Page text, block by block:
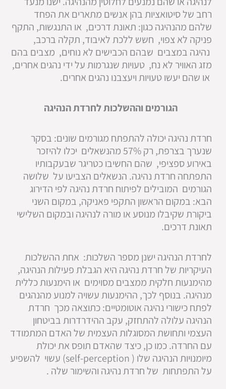
רחב של סיטואציות בהן אנשים מתארים את הפחד
שלהם מהנהיגה כגון: תאונת דרכים, או התנגשות, התקף
פניקה לא צפוי, חשש ללכת לאיבוד, תקלה ברכב,
נהיגה במצבים שבהם הכבישים לא נוחים, מצבים בהם
מזג האוויר לא נח, טעויות שנגרמות על ידי נהגים אחרים,
או שהם יעשו טעויות ויעצבנו נהגים אחרים.
הגורמים וההשלכות לחרדת הנהיגה
חרדת נהיגה יכולה להתפתח מגורמים שונים: בסקר
שנערך בצרפת, רק 57% מהנשאלים יכלו להיזכר
באירוע ספציפי, שהם החשיבו כטריגר שבעקבותיו
התפתחה חרדת נהיגה. הנשאלים הצביעו על שלושה
הגורמים המובילים לפיתוח חרדת נהיגה לפי הדירוג
הבא: במקום הראשון התקפי פאניקה, במקום השני
ביקורת שקיבלו מנוסע או מורה לנהיגה ובמקום השלישי
תאונת דרכים.
לחרדת הנהיגה ישנן מספר השלכות: אחת ההשלכות
העיקריות של חרדת נהיגה היא הגבלת פעילות הנהיגה,
מהימנעות חלקית ממצבים מסוימים או הימנעות כללית
מנהיגה. בנוסף לכך, ההימנעות עשויה למנוע מהנהגים
לפתח כישורי נהיגה אוטומטיים: כתוצאה מכך חרדת
הנהיגה עלולה להתחזק, עקב ההידרדרות בביטחון
העצמי ותחושת המסוגלות העצמית של האדם המתמודד
עם החרדה. כמו כן, כיצד שהאדם תופס את יכולת
מיומנויות הנהיגה שלו ( self-perception) עשוי להשפיע
על התפתחות של חרדת נהיגה והשימור שלה .